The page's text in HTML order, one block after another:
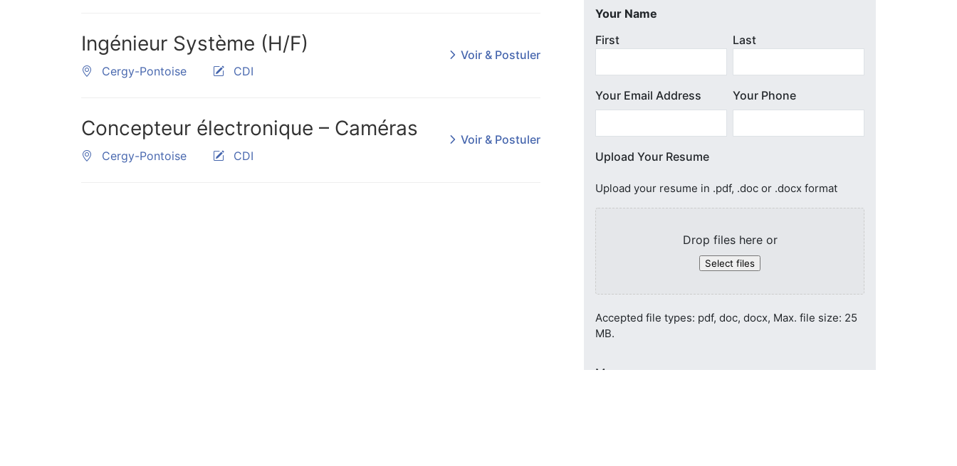
Ingénieur Système (H/F)
Cergy-Pontoise CDI
Voir & Postuler
Concepteur électronique – Caméras
Cergy-Pontoise CDI
Voir & Postuler
Your Name
First
Last
Your Email Address Your Phone
Upload Your Resume
Upload your resume in .pdf, .doc or .docx format
Drop files here or
Select files
Accepted file types: pdf, doc, docx, Max. file size: 25
MB.
Message